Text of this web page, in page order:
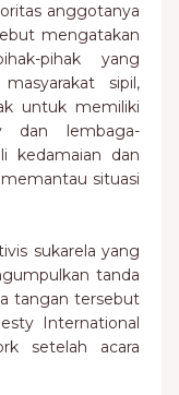
anggotanya
mengatakan
pihak yang
sipil,
untuk memiliki
dan lembaga-
kedamaian dan
situasi
sukarela yang
tanda
tangan tersebut
International
setelah acara